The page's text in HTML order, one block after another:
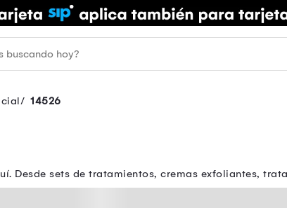
14526
Desde sets de tratamientos, cremas exfoliantes,